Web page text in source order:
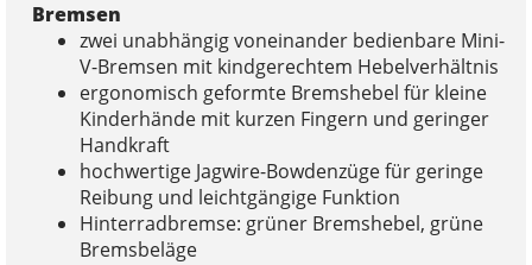
Bremsen
zwei unabhängig voneinander bedienbare Mini-
V-Bremsen mit kindgerechtem Hebelverhältnis
ergonomisch geformte Bremshebel für kleine
Kinderhände mit kurzen Fingern und geringer
Handkraft
hochwertige Jagwire-Bowdenzüge für geringe
Reibung und leichtgängige Funktion
Hinterradbremse: grüner Bremshebel, grüne
Bremsbeläge